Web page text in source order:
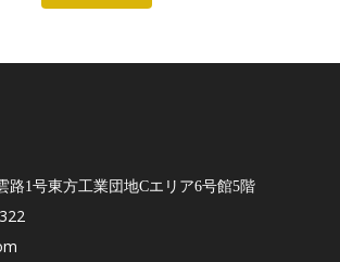
路1号東方工業団地Cエリア6号館5階